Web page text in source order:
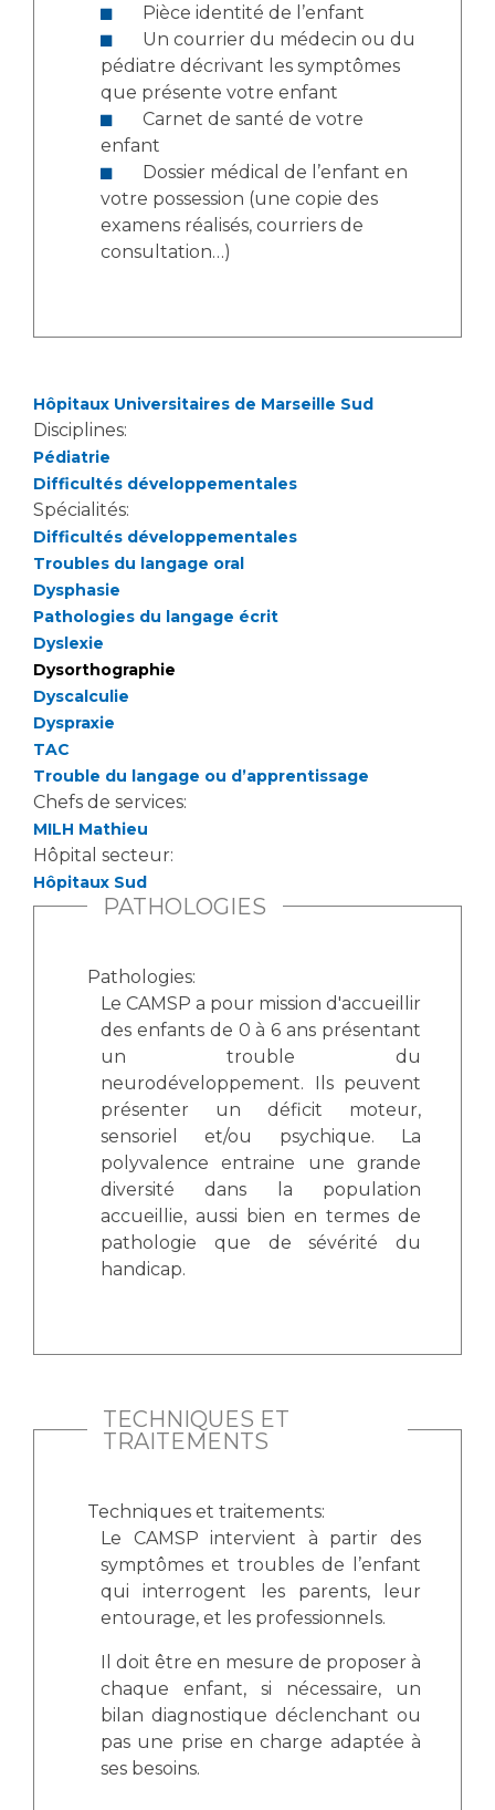
Pièce identité de l’enfant
pédiatre décrivant les symptômes
que présente votre enfant
enfant
votre possession (une copie des
examens réalisés, courriers de
consultation…)
Hôpitaux Universitaires de Marseille Sud
Disciplines:
Pédiatrie
Difficultés développementales
Spécialités:
Difficultés développementales
Troubles du langage oral
Dysphasie
Pathologies du langage écrit
Dyslexie
Dysorthographie
Dyscalculie
Dyspraxie
TAC
Trouble du langage ou d’apprentissage
Chefs de services:
MILH Mathieu
Hôpital secteur:
Hôpitaux Sud
PATHOLOGIES
Pathologies:
Le CAMSP a pour mission d'accueillir
des enfants de 0 à 6 ans présentant
un trouble du
neurodéveloppement. Ils peuvent
présenter un déficit moteur,
sensoriel et/ou psychique. La
polyvalence entraine une grande
diversité dans la population
accueillie, aussi bien en termes de
pathologie que de sévérité du
handicap.
TECHNIQUES ET
TRAITEMENTS
Techniques et traitements:
Le CAMSP intervient à partir des
symptômes et troubles de l’enfant
qui interrogent les parents, leur
entourage, et les professionnels.
Il doit être en mesure de proposer à
chaque enfant, si nécessaire, un
bilan diagnostique déclenchant ou
pas une prise en charge adaptée à
ses besoins.